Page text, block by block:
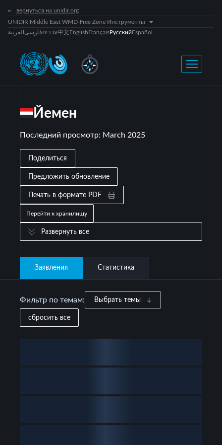
вернуться на unidir.org
UNIDIR Middle East WMD-Free Zone Инструменты
العربية فارسیעברית中文EnglishFrançaisРусскийEspañol
Йемен
Последний просмотр: March 2025
Поделиться
Предложить обновление
Печать в формате PDF
Перейти к хранилищу
Развернуть все
Заявления Статистика
Фильтр по темам: Выбрать темы
сбросить все